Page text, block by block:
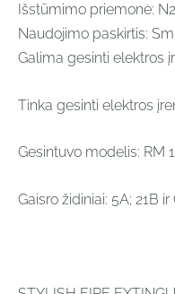
Išstūmimo priemonė: N2
Naudojimo paskirtis:
Galima gesinti elektros
Tinka gesinti elektros
Gesintuvo modelis: RM
Gaisro židiniai: 5A; 21B ir